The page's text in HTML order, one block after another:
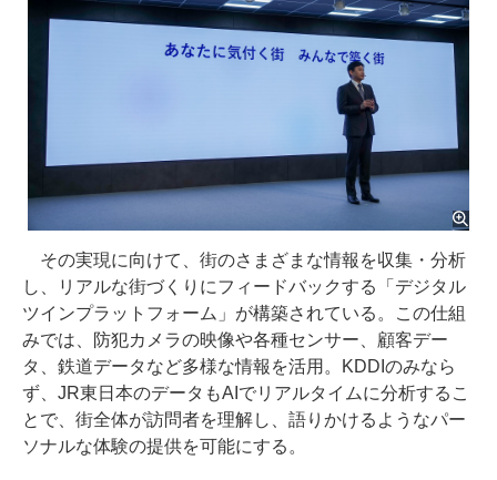
その実現に向けて、街のさまざまな情報を収集・分析
し、リアルな街づくりにフィードバックする「デジタル
ツインプラットフォーム」が構築されている。この仕組
みでは、防犯カメラの映像や各種センサー、顧客デー
タ、鉄道データなど多様な情報を活用。KDDIのみなら
ず、JR東日本のデータもAIでリアルタイムに分析するこ
とで、街全体が訪問者を理解し、語りかけるようなパー
ソナルな体験の提供を可能にする。